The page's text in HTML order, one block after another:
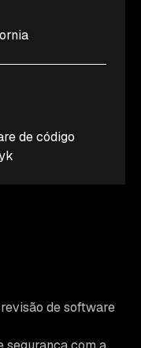
de código
de software